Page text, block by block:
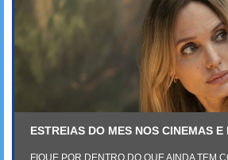
ESTREIAS DO MES NOS CINEMAS E
FIQUE POR DENTRO DO QUE AINDA TEM